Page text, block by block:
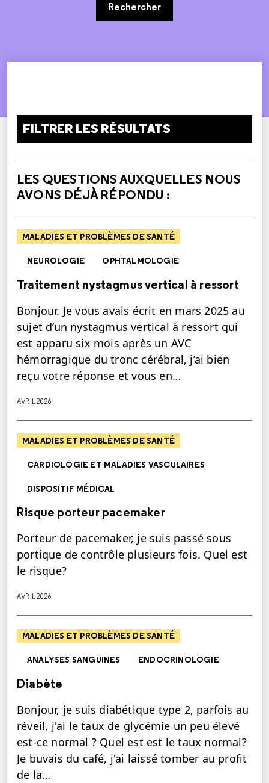
Rechercher
FILTRER LES RÉSULTATS
LES QUESTIONS AUXQUELLES NOUS
AVONS DÉJÀ RÉPONDU :
MALADIES ET PROBLÈMES DE SANTÉ
NEUROLOGIE OPHTALMOLOGIE
Traitement nystagmus vertical à ressort
Bonjour. Je vous avais écrit en mars 2025 au
sujet d’un nystagmus vertical à ressort qui
est apparu six mois après un AVC
hémorragique du tronc cérébral, j’ai bien
reçu votre réponse et vous en…
AVRIL 2026
MALADIES ET PROBLÈMES DE SANTÉ
CARDIOLOGIE ET MALADIES VASCULAIRES
DISPOSITIF MÉDICAL
Risque porteur pacemaker
Porteur de pacemaker, je suis passé sous
portique de contrôle plusieurs fois. Quel est
le risque?
AVRIL 2026
MALADIES ET PROBLÈMES DE SANTÉ
ANALYSES SANGUINES ENDOCRINOLOGIE
Diabète
Bonjour, je suis diabétique type 2, parfois au
réveil, j'ai le taux de glycémie un peu élevé
est-ce normal ? Quel est est le taux normal?
Je buvais du café, j'ai laissé tomber au profit
de la…